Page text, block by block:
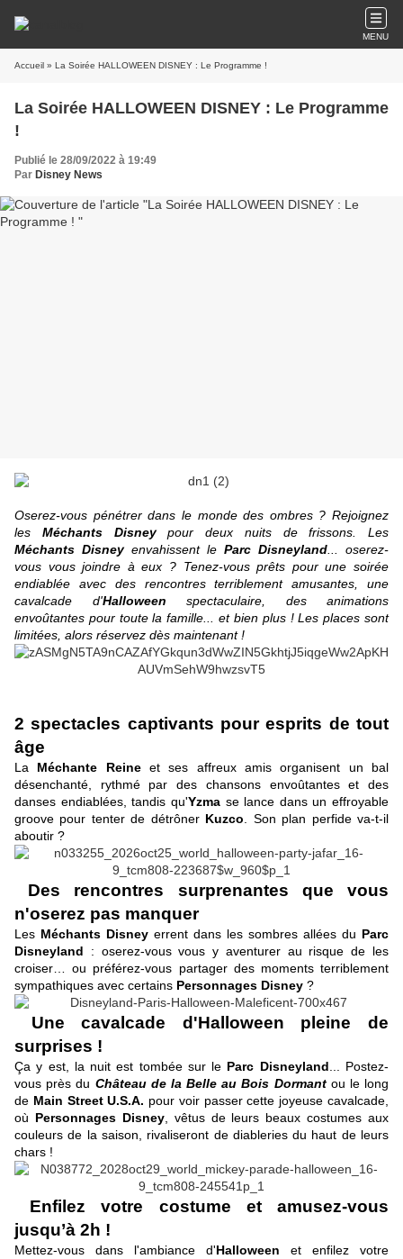
MENU
Accueil » La Soirée HALLOWEEN DISNEY : Le Programme !
La Soirée HALLOWEEN DISNEY : Le Programme
!
Publié le 28/09/2022 à 19:49
Par Disney News
Oserez-vous pénétrer dans le monde des ombres ? Rejoignez
les Méchants Disneypour deux nuits de frissons. Les
Méchants Disneyenvahissent le Parc Disneyland ... oserez-
vous vous joindre à eux ? Tenez-vous prêts pour une soirée
endiablée avec des rencontres terriblement amusantes, une
cavalcade d'Halloween spectaculaire, des animations
envoûtantes pour toute la famille... et bien plus ! Les places sont
limitées, alors réservez dès maintenant !
2 spectacles captivants pour esprits de tout
âge
La Méchante Reineet ses affreux amis organisent un bal
désenchanté, rythmé par des chansons envoûtantes et des
danses endiablées, tandis qu'Yzmase lance dans un effroyable
groove pour tenter de détrôner Kuzco . Son plan perfide va-t-il
aboutir ?
Des rencontres surprenantes que vous
n'oserez pas manquer
Les Méchants Disney errent dans les sombres allées du Parc
Disneyland : oserez-vous vous y aventurer au risque de les
croiser… ou préférez-vous partager des moments terriblement
sympathiques avec certains Personnages Disney ?
Une cavalcade d'Halloween pleine de
surprises !
Ça y est, la nuit est tombée sur le Parc Disneyland ... Postez-
vous près du Château de la Belle au Bois Dormantou le long
de Main Street U.S.A. pour voir passer cette joyeuse cavalcade,
où Personnages Disney, vêtus de leurs beaux costumes aux
couleurs de la saison, rivaliseront de diableries du haut de leurs
chars !
Enfilez votre costume et amusez-vous
jusqu’à 2h !
Mettez-vous dans l'ambiance d'Halloween et enfilez votre